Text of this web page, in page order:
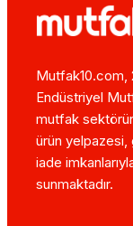
Mutfak10.com,
Endüstriyel
mutfak
ürün yelpazesi,
iade
sunmaktadır.